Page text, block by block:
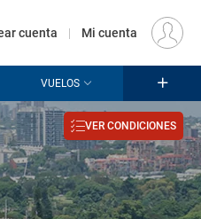
EUR
cuenta | Mi cuenta
VUELOS
VER CONDICIONES